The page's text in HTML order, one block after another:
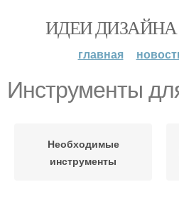
ИДЕИ ДИЗАЙНА
главная
Инструменты
Необходимые
инструменты